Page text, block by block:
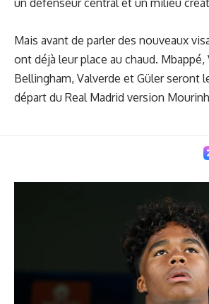
un défenseur central et un milieu
Mais avant de parler des nouveaux
ont déjà leur place au chaud. Mbappé,
Bellingham, Valverde et Güler seront
départ du Real Madrid version